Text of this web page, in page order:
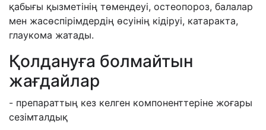
қабығы қызметінің төмендеуі, остеопороз, балалар
мен жасөспірімдердің өсуінің кідіруі, катаракта,
глаукома жатады.
Қолдануға болмайтын
жағдайлар
- препараттың кез келген компоненттеріне жоғары
сезімталдық